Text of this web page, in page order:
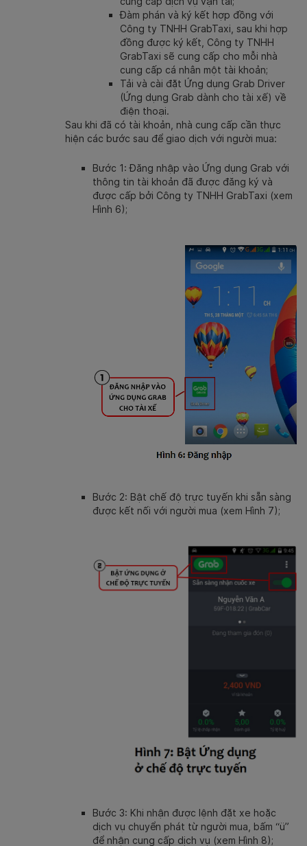
Đàm phán và ký kết hợp đồng với
Công ty TNHH GrabTaxi, sau khi hợp
đồng được ký kết, Công ty TNHH
GrabTaxi sẽ cung cấp cho mỗi nhà
cung cấp cá nhân một tài khoản;
Tải và cài đặt Ứng dụng Grab Driver
(Ứng dụng Grab dành cho tài xế) về
điện thoại.
Sau khi đã có tài khoản, nhà cung cấp cần thực
hiện các bước sau để giao dịch với người mua:
Bước 1: Đăng nhập vào Ứng dụng Grab với
thông tin tài khoản đã được đăng ký và
được cấp bởi Công ty TNHH GrabTaxi (xem
Hình 6);
Bước 2: Bật chế độ trực tuyến khi sẵn sàng
được kết nối với người mua (xem Hình 7);
Bước 3: Khi nhận được lệnh đặt xe hoặc
dịch vụ chuyển phát từ người mua, bấm “ü”
để nhận cung cấp dịch vụ (xem Hình 8);